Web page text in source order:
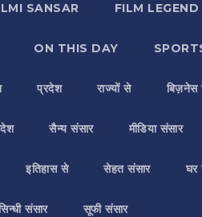
SANSAR FILM
ON THIS DAY
प्रदेश राज्यों से बिज़नेस
सैन्य संसार मीडिया संसार
इतिहास से सेहत संसार घर
संसार सूफी संसार